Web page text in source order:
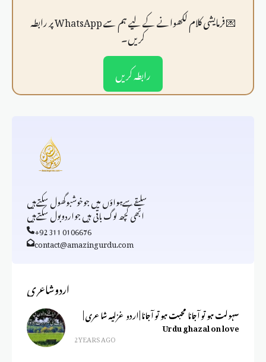
💌 فرمايشی کلام لکھوانے کے لیے ہم سے WhatsApp پر رابطہ
کریں۔
رابطہ کریں
سلیقےسےہواؤں میں جوخوشبوگھول سکتےہیں
ابھی کچھ لوگ باقی ہیں جواردوبول سکتےہیں
+92 311 0106676
contact@amazingurdu.com
اردوشاعری
سہولت ہو تو آجانا محبت ہو تو آجانا | اردو غزلیہ شاعری |
Urdu ghazal on love
2 YEARS AGO